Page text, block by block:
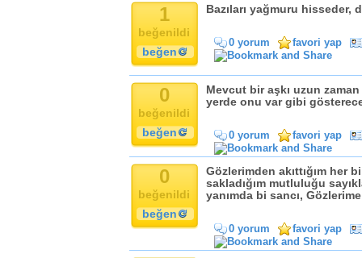
1
beğenildi
beğen
Bazıları yağmuru hisseder,
0 yorum favori yap
0
beğenildi
beğen
Mevcut bir aşkı uzun
yerde onu var gibi
0 yorum favori yap
0
beğenildi
beğen
Gözlerimden akıttığım her
sakladığım mutluluğu
yanımda bi sancı,
0 yorum favori yap